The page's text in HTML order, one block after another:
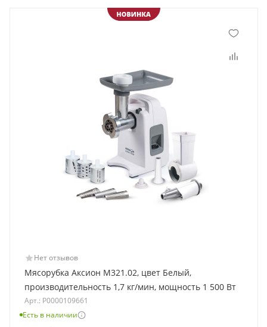
Нет отзывов
Мясорубка Аксион М321.02, цвет Белый,
производительность 1,7 кг/мин, мощность 1 500 Вт
Арт.: Р0000109661
Есть в наличии